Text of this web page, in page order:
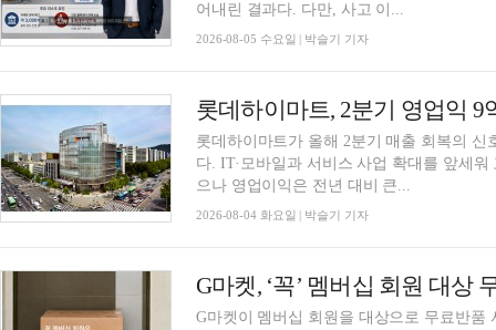
어내린 결과다. 다만, 사고 이...
2026-08-05 수요일 | 박슬기 기자
롯데하이마트가 올해 2분기 매출 회복의
다. IT·모바일과 서비스 사업 확대를 앞세
으나 영업이익은 전년 대비 큰...
2026-08-04 화요일 | 박슬기 기자
G마켓이 멤버십 회원을 대상으로 무료반품